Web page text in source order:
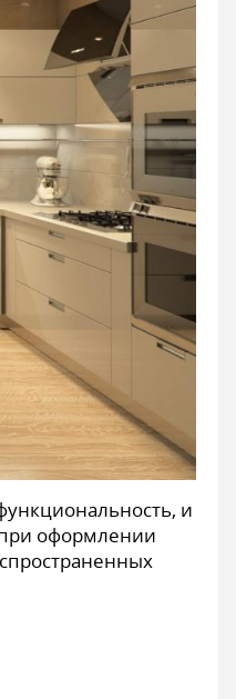
и
оформлении